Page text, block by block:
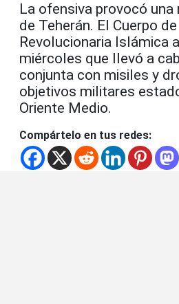
La ofensiva provocó
de Teherán. El Cuerpo
Revolucionaria Islámica
miércoles que llevó a
conjunta con misiles y
objetivos militares
Oriente Medio.
Compártelo en tus redes: